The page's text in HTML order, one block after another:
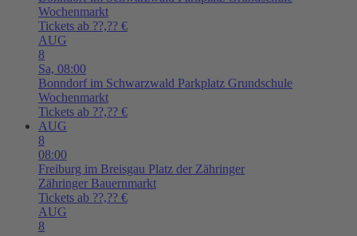
Wochenmarkt
Tickets ab ??,?? €
AUG
8
Sa, 08:00
Bonndorf im Schwarzwald Parkplatz Grundschule
Wochenmarkt
Tickets ab ??,?? €
AUG
8
08:00
Freiburg im Breisgau Platz der Zähringer
Zähringer Bauernmarkt
Tickets ab ??,?? €
AUG
8